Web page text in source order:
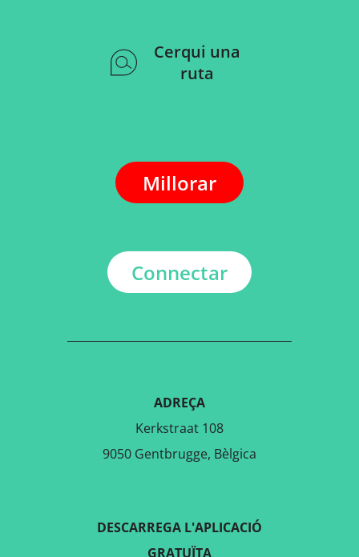
Cerqui una
ruta
Millorar
Connectar
ADREÇA
Kerkstraat 108
9050 Gentbrugge, Bèlgica
DESCARREGA L'APLICACIÓ
GRATUÏTA